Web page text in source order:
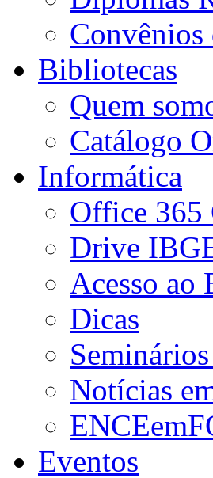
Convênios
Bibliotecas
Quem
Catálogo
Informática
Office 365
Drive
Acesso ao
Dicas
Notícias
Eventos